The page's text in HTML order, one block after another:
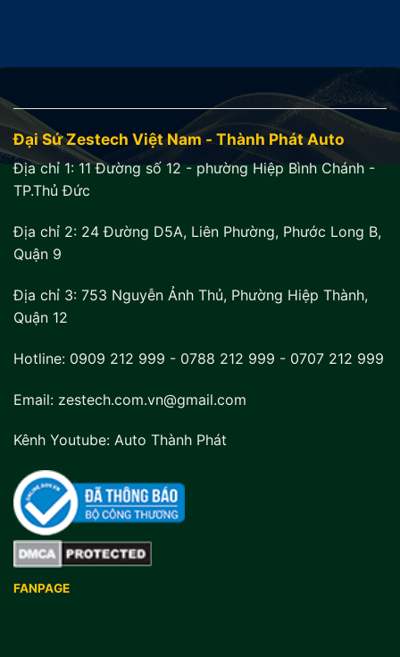
Đại Sứ Zestech Việt Nam - Thành Phát Auto
Địa chỉ 1: 11 Đường số 12 - phường Hiệp Bình Chánh -
TP.Thủ Đức
Địa chỉ 2: 24 Đường D5A, Liên Phường, Phước Long B,
Quận 9
Địa chỉ 3: 753 Nguyễn Ảnh Thủ, Phường Hiệp Thành,
Quận 12
Hotline: 0909 212 999 - 0788 212 999 - 0707 212 999
Email: zestech.com.vn@gmail.com
Kênh Youtube: Auto Thành Phát
FANPAGE